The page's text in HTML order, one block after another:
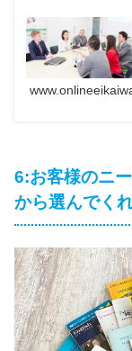
6:お客様のニ
から選んでく